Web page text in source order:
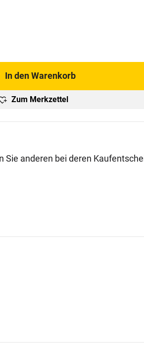
In den Warenkorb
Zum Merkzettel
anderen bei deren